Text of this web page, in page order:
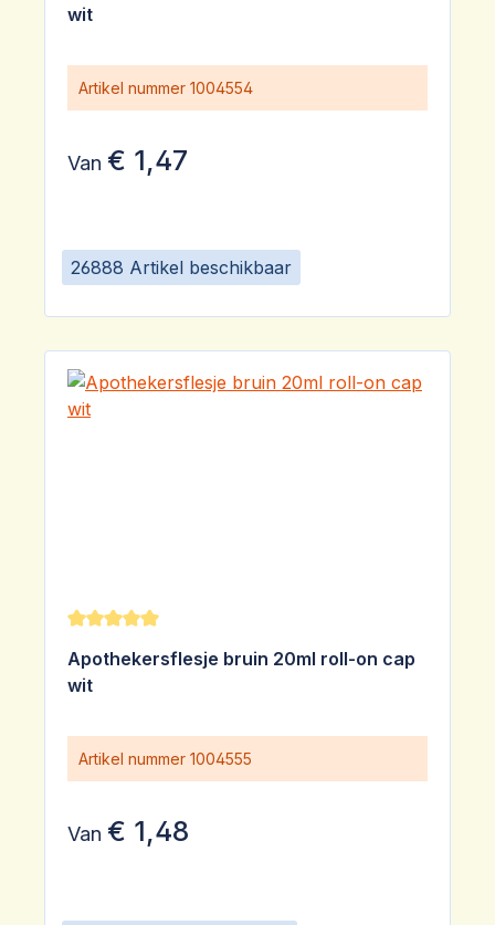
26888 Artikel beschikbaar
wit
Artikel nummer 1004554
Van € 1,47
Gemiddelde waardering van 5 van 5 sterren
Apothekersflesje bruin 20ml roll-on cap
wit
Artikel nummer 1004555
Van € 1,48